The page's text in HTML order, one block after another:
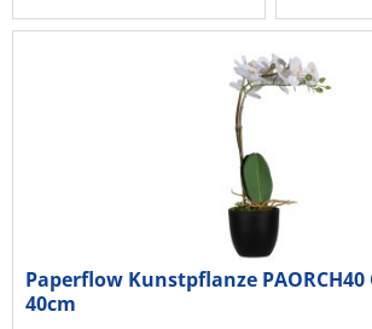
Paperflow Kunstpflanze
40cm